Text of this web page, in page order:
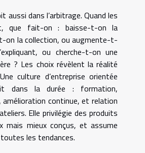
aussi dans l’arbitrage. Quand les
que fait-on : baisse-t-on la
on la collection, ou augmente-t-
ou cherche-t-on une
? Les choix révèlent la réalité
culture d’entreprise orientée
dans la durée : formation,
continue, et relation
Elle privilégie des produits
mais mieux conçus, et assume
les tendances.